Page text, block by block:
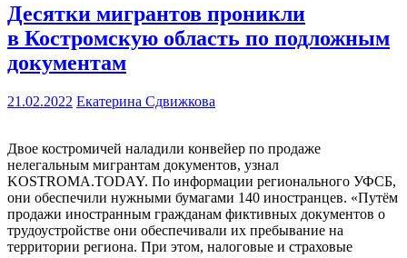
Десятки мигрантов проникли
в Костромскую область по подложным
документам
21.02.2022 Екатерина Сдвижкова
Двое костромичей наладили конвейер по продаже
нелегальным мигрантам документов, узнал
KOSTROMA.TODAY. По информации регионального УФСБ,
они обеспечили нужными бумагами 140 иностранцев. «Путём
продажи иностранным гражданам фиктивных документов о
трудоустройстве они обеспечивали их пребывание на
территории региона. При этом, налоговые и страховые